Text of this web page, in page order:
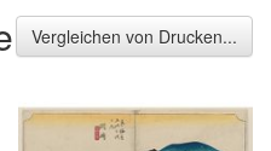
Vergleichen von Drucken...